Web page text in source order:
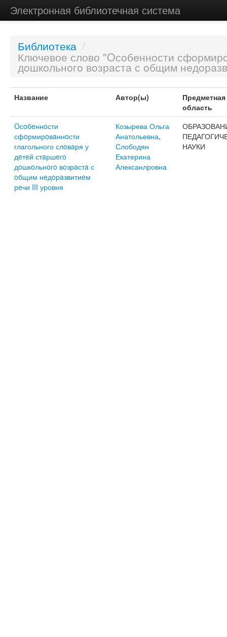
Электронная библиотечная система
Библиотека /
Ключевое слово "Oсoбeннoсти
дoшкoльнoгo вoзрaстa с oбщим
Название Автор(ы)
Предметная
область
Oсoбeннoсти
сфoрмирoвaннoсти
глагольного слoвaря у
дeтeй стaршeгo
дoшкoльнoгo вoзрaстa с
oбщим нeдoрaзвитиeм
рeчи III уровня
Козырева Ольга
Анатольевна,
Слободян
Екатерина
Алексанлровна
НАУКИ